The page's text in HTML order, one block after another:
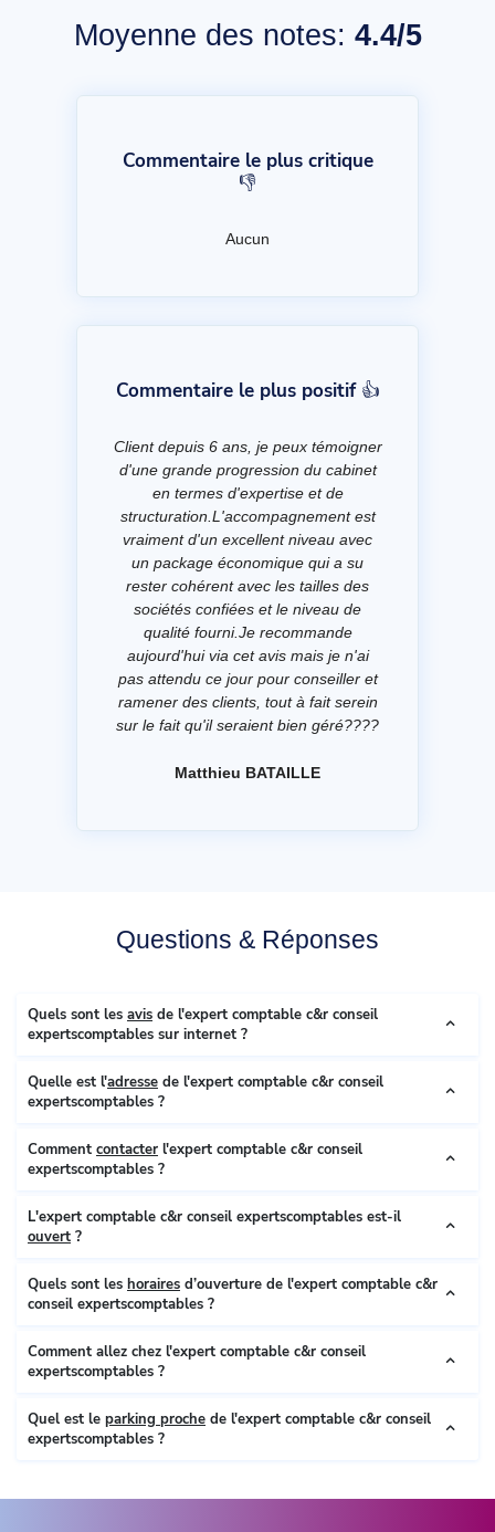
Moyenne des notes: 4.4/5
Commentaire le plus critique
👎
Aucun
Commentaire le plus positif 👍
Client depuis 6 ans, je peux témoigner
d'une grande progression du cabinet
en termes d'expertise et de
structuration.L'accompagnement est
vraiment d'un excellent niveau avec
un package économique qui a su
rester cohérent avec les tailles des
sociétés confiées et le niveau de
qualité fourni.Je recommande
aujourd'hui via cet avis mais je n'ai
pas attendu ce jour pour conseiller et
ramener des clients, tout à fait serein
sur le fait qu'il seraient bien géré????
Matthieu BATAILLE
Questions & Réponses
Quels sont les avis de l'expert comptable c&r conseil
expertscomptables sur internet ?
Quelle est l'adresse de l'expert comptable c&r conseil
expertscomptables ?
Comment contacter l'expert comptable c&r conseil
expertscomptables ?
L'expert comptable c&r conseil expertscomptables est-il
ouvert ?
Quels sont les horaires d’ouverture de l'expert comptable c&r
conseil expertscomptables ?
Comment allez chez l'expert comptable c&r conseil
expertscomptables ?
Quel est le parking proche de l'expert comptable c&r conseil
expertscomptables ?